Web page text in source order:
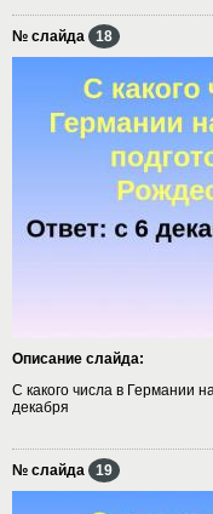
№ слайда 18
Описание слайда:
С какого числа в Германии
декабря
№ слайда 19